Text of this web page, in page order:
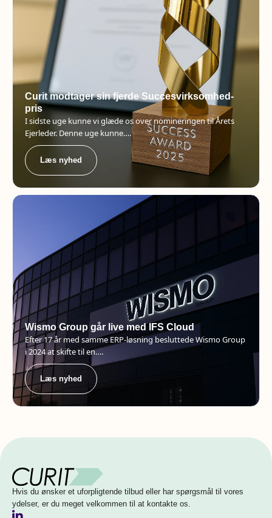
Curit modtager sin fjerde Succesvirksomhed-
pris
I sidste uge kunne vi glæde os over nomineringen til Årets
Ejerleder. Denne uge kunne….
Læs nyhed
Wismo Group går live med IFS Cloud
Efter 17 år med samme ERP-løsning besluttede Wismo Group
i 2024 at skifte til en….
Læs nyhed
Hvis du ønsker et uforpligtende tilbud eller har spørgsmål til vores
ydelser, er du meget velkommen til at kontakte os.